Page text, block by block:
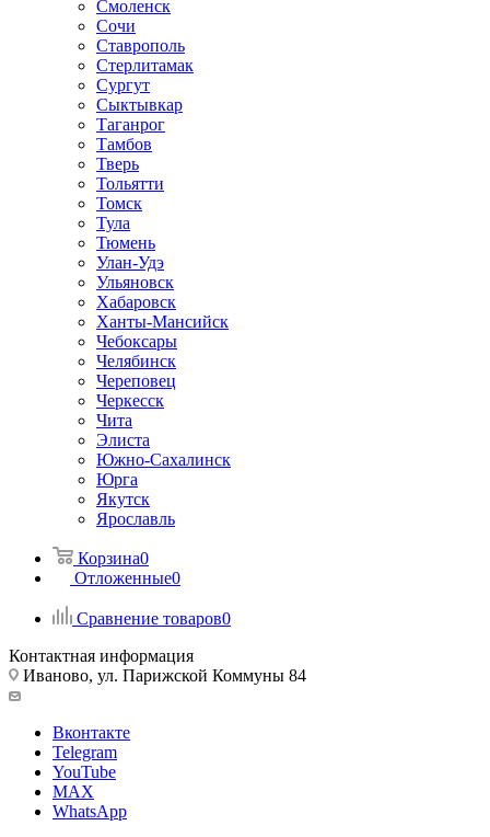
Смоленск
Сочи
Ставрополь
Стерлитамак
Сургут
Сыктывкар
Таганрог
Тамбов
Тверь
Тольятти
Томск
Тула
Тюмень
Улан-Удэ
Ульяновск
Хабаровск
Ханты-Мансийск
Чебоксары
Челябинск
Череповец
Черкесск
Чита
Элиста
Южно-Сахалинск
Юрга
Якутск
Ярославль
Корзина0
Отложенные0
Сравнение товаров0
Контактная информация
Иваново, ул. Парижской Коммуны 84
Вконтакте
Telegram
YouTube
MAX
WhatsApp